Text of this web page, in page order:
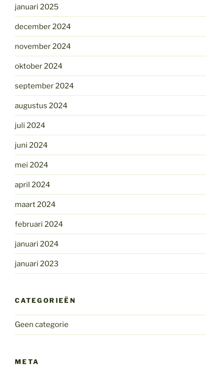
januari 2025
december 2024
november 2024
oktober 2024
september 2024
augustus 2024
juli 2024
juni 2024
mei 2024
april 2024
maart 2024
februari 2024
januari 2024
januari 2023
CATEGORIEËN
Geen categorie
META